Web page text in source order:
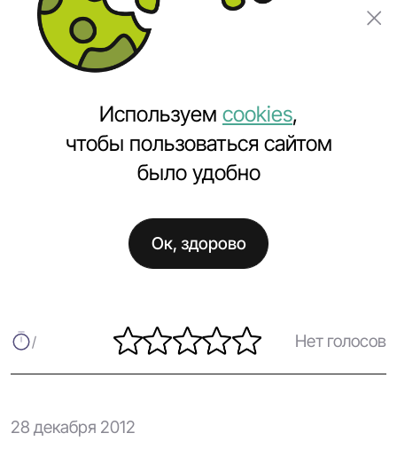
Нет голосов
28 декабря 2012
Используем cookies,
чтобы пользоваться сайтом
было удобно
Ок, здорово